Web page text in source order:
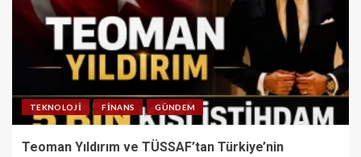
TEKNOLOJI FINANS GÜNDEM
Teoman Yıldırım ve TÜSSAF’tan Türkiye’nin